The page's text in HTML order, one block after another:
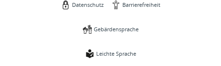
Datenschutz Barrierefreiheit
Gebärdensprache
Leichte Sprache